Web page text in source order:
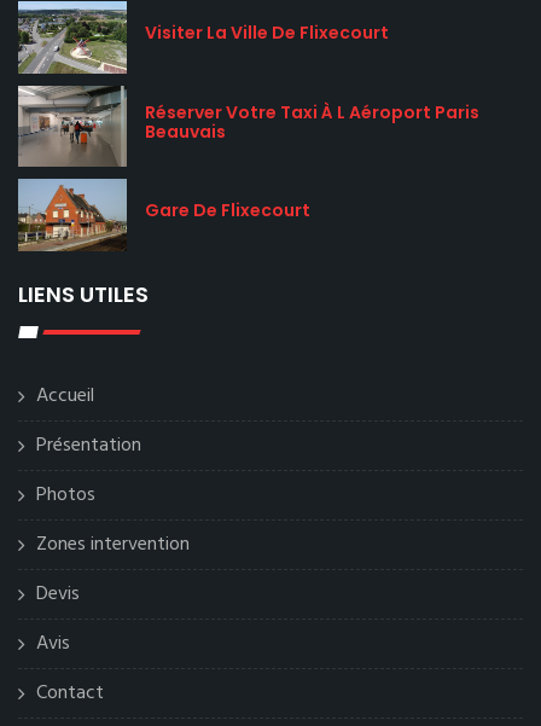
Visiter La Ville De Flixecourt
Réserver Votre Taxi À L Aéroport Paris
Beauvais
Gare De Flixecourt
LIENS UTILES
Accueil
Présentation
Photos
Zones intervention
Devis
Avis
Contact